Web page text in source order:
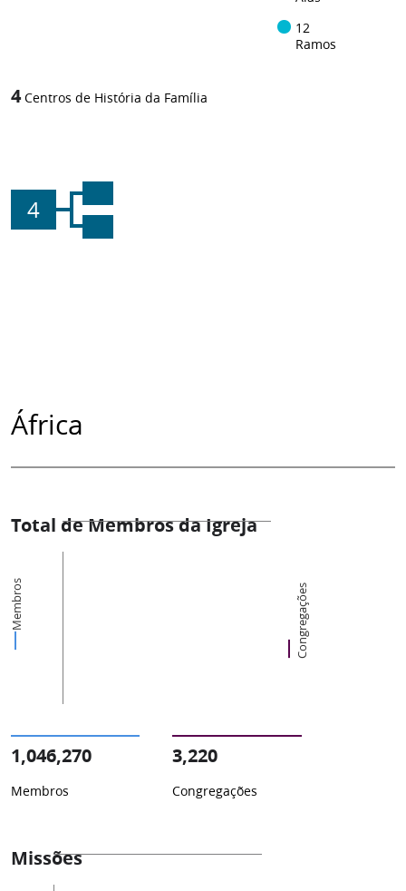
12
Ramos
4 Centros de História da Família
4
África
Total de Membros da Igreja
Membros Congregações
1,046,270
Membros
3,220
Congregações
Missões